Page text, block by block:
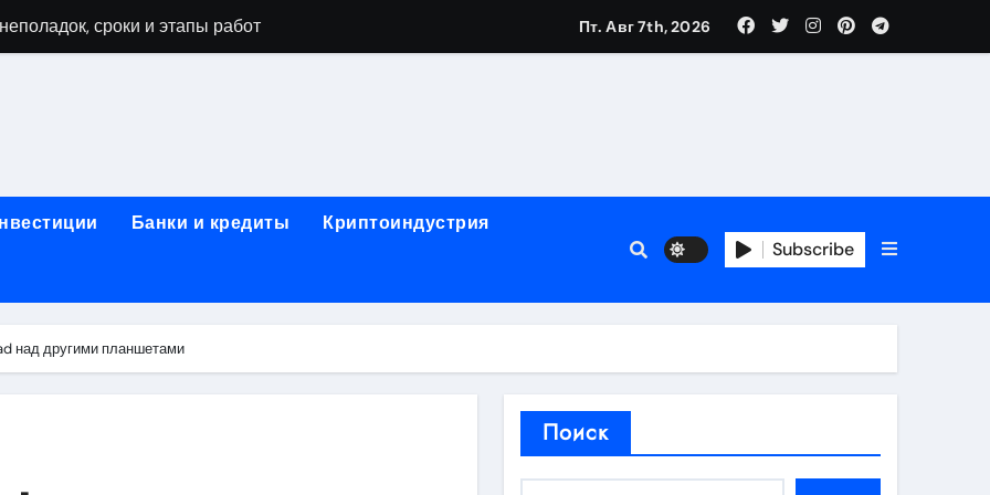
сроки и этапы работ
чистка системы охлаждения и замена компонентов
и ключевые факторы, влияющие на итоговую сумму
в ноутбуке: основные факторы и ориентиры цен
тестирования компонентов и обнаружения неисправностей
Пт. Авг 7th, 2026
Банки и кредиты Криптоиндустрия
Subscribe
над другими планшетами
Поиск